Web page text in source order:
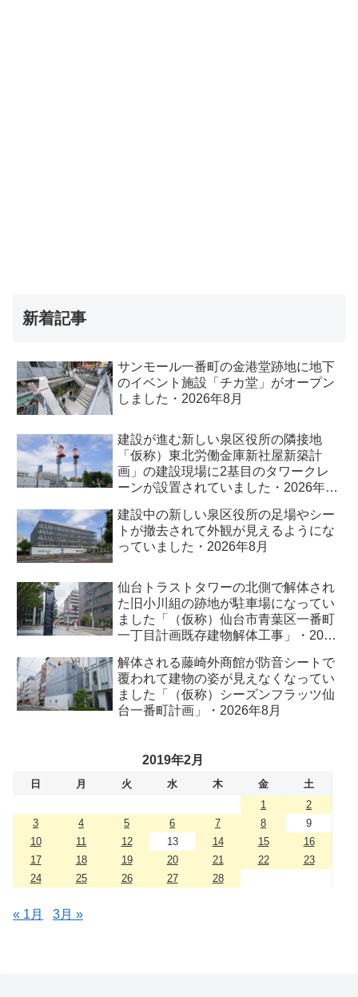
新着記事
サンモール一番町の金港堂跡地に地下
のイベント施設「チカ堂」がオープン
しました・2026年8月
建設が進む新しい泉区役所の隣接地
「仮称）東北労働金庫新社屋新築計
画」の建設現場に2基目のタワークレ
ーンが設置されていました・2026年8
建設中の新しい泉区役所の足場やシー
トが撤去されて外観が見えるようにな
っていました・2026年8月
仙台トラストタワーの北側で解体され
た旧小川組の跡地が駐車場になってい
ました「（仮称）仙台市青葉区一番町
一丁目計画既存建物解体工事」・2026
解体される藤崎外商館が防音シートで
覆われて建物の姿が見えなくなってい
ました「（仮称）シーズンフラッツ仙
台一番町計画」・2026年8月
2019年2月
日 月 火 水 木 金
土
1
2
3
4 5 6 7 8
9
10
11 12 13 14 15
16
17
18 19 20 21 22
23
24
25 26 27 28
« 1月 3月 »